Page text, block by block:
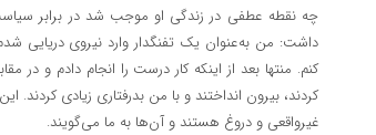
چه نقطه عطفی در زندگی او موجب شد در برابر
داشت: من به‌عنوان یک تفنگدار وارد نیروی دریایی
کنم. منتها بعد از اینکه کار درست را انجام دادم و در
کردند، بیرون انداختند و با من بدرفتاری زیادی
غیرواقعی و دروغ هستند و آن‌ها به ما می‌گویند.